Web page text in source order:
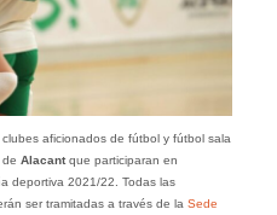
aficionados de fútbol y fútbol sala
de Alacantque participaran en
deportiva 2021/22. Todas las
ser tramitadas a través de la Sede